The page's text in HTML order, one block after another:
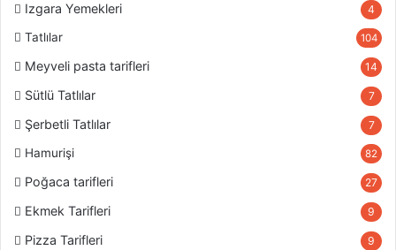
Izgara Yemekleri 4
Tatlılar 104
Meyveli pasta tarifleri 14
Sütlü Tatlılar 7
Şerbetli Tatlılar 7
Hamurişi 82
Poğaca tarifleri 27
Ekmek Tarifleri 9
Pizza Tarifleri 9